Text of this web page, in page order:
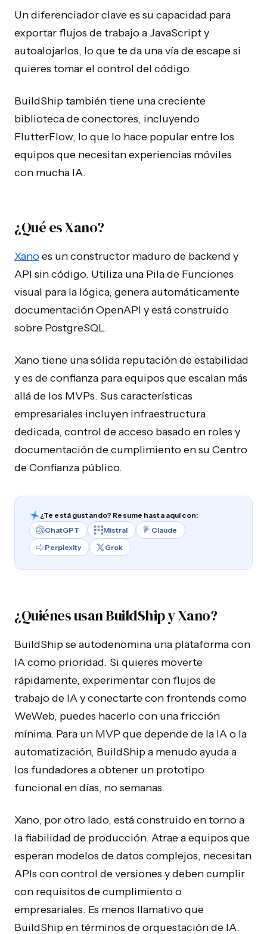
Un diferenciador clave es su capacidad para
exportar flujos de trabajo a JavaScript y
autoalojarlos, lo que te da una vía de escape si
quieres tomar el control del código.
BuildShip también tiene una creciente
biblioteca de conectores, incluyendo
FlutterFlow, lo que lo hace popular entre los
equipos que necesitan experiencias móviles
con mucha IA.
¿Qué es Xano?
Xanoes un constructor maduro de backend y
API sin código. Utiliza una Pila de Funciones
visual para la lógica, genera automáticamente
documentación OpenAPI y está construido
sobre PostgreSQL.
Xano tiene una sólida reputación de estabilidad
y es de confianza para equipos que escalan más
allá de los MVPs. Sus características
empresariales incluyen infraestructura
dedicada, control de acceso basado en roles y
documentación de cumplimiento en su Centro
de Confianza público.
¿Te está gustando? Resume hasta aquí con:
ChatGPT
Mistral
Claude
Perplexity
Grok
¿Quiénes usan BuildShip y Xano?
BuildShip se autodenomina una plataforma con
IA como prioridad. Si quieres moverte
rápidamente, experimentar con flujos de
trabajo de IA y conectarte con frontends como
WeWeb, puedes hacerlo con una fricción
mínima. Para un MVP que depende de la IA o la
automatización, BuildShip a menudo ayuda a
los fundadores a obtener un prototipo
funcional en días, no semanas.
Xano, por otro lado, está construido en torno a
la fiabilidad de producción. Atrae a equipos que
esperan modelos de datos complejos, necesitan
APIs con control de versiones y deben cumplir
con requisitos de cumplimiento o
empresariales. Es menos llamativo que
BuildShip en términos de orquestación de IA.